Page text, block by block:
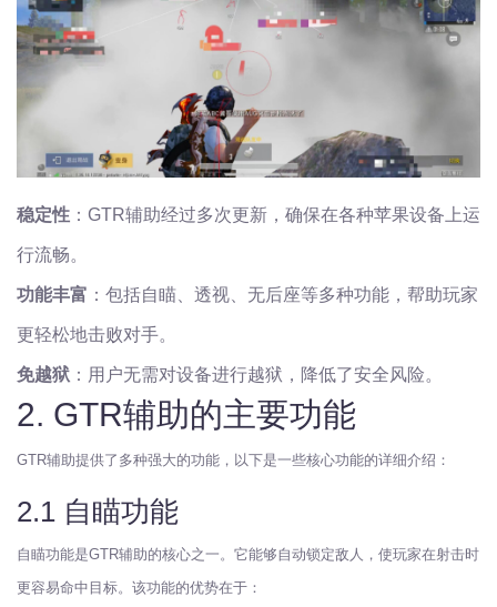
稳定性 ：GTR辅助经过多次更新，确保在各种苹果设备上运
行流畅。
功能丰富 ：包括自瞄、透视、无后座等多种功能，帮助玩家
更轻松地击败对手。
免越狱 ：用户无需对设备进行越狱，降低了安全风险。
2. GTR辅助的主要功能
GTR辅助提供了多种强大的功能，以下是一些核心功能的详细介绍：
2.1 自瞄功能
自瞄功能是GTR辅助的核心之一。它能够自动锁定敌人，使玩家在射击时
更容易命中目标。该功能的优势在于：